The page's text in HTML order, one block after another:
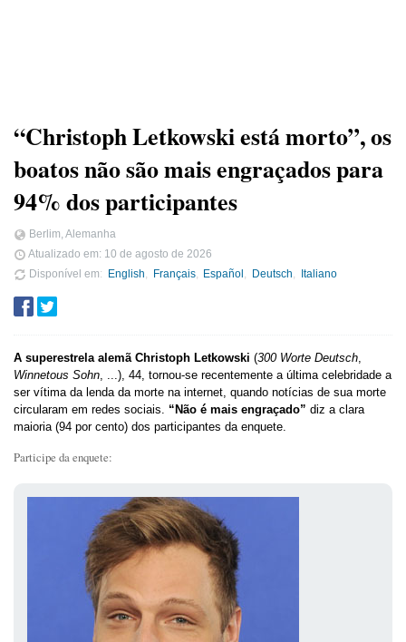
“Christoph Letkowski está morto”, os
boatos não são mais engraçados para
94% dos participantes
Berlim, Alemanha
Atualizado em: 10 de agosto de 2026
Disponível em
English Français Español Deutsch Italiano
A superestrela alemã Christoph Letkowski (300 Worte Deutsch,
Winnetous Sohn, ...), 44, tornou-se recentemente a última celebridade a
ser vítima da lenda da morte na internet, quando notícias de sua morte
circularam em redes sociais. “Não é mais engraçado” diz a clara
maioria (94 por cento) dos participantes da enquete.
Participe da enquete: